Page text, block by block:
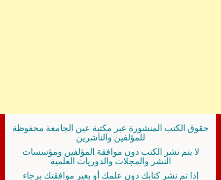
حقوق الكتب المنشورة عبر مكتبة عين الجامعة محفوظة
للمؤلفين والناشرين
لا يتم نشر الكتب دون موافقة المؤلفين ومؤسسات
النشر والمجلات والدوريات العلمية
إذا تم نشر كتابك دون علمك أو بغير موافقتك برجاء